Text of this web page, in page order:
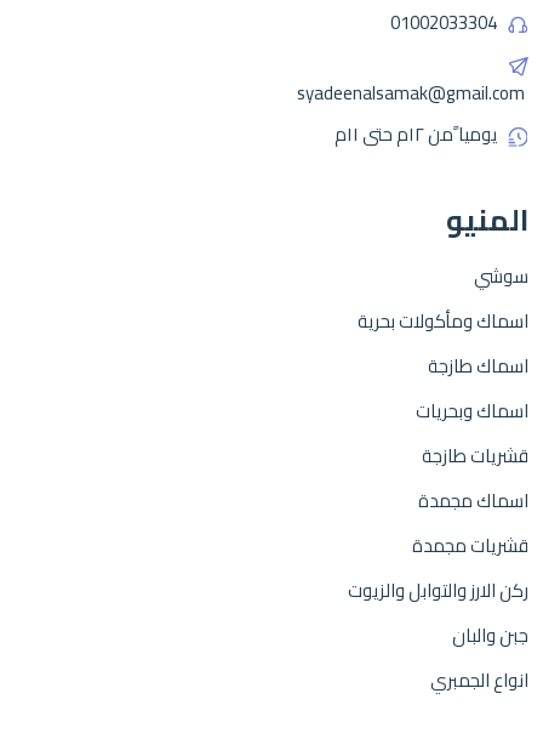
01002033304
syadeenalsamak@gmail.com
يوميا ًمن ١٢م حتى ١١م
المنيو
سوشي
اسماك ومأكولات بحرية
اسماك طازجة
اسماك وبحريات
قشريات طازجة
اسماك مجمدة
قشريات مجمدة
ركن الارز والتوابل والزيوت
جبن والبان
انواع الجمبري